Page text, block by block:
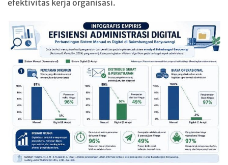
efektivitas kerja organisasi.